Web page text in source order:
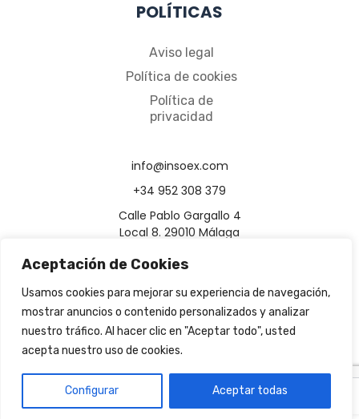
Aceptación de Cookies
Usamos cookies para mejorar su experiencia de navegación,
mostrar anuncios o contenido personalizados y analizar
nuestro tráfico. Al hacer clic en "Aceptar todo", usted
acepta nuestro uso de cookies.
Configurar Aceptar todas
ES
POLÍTICAS
Aviso legal
Política de cookies
Política de
privacidad
info@insoex.com
+34 952 308 379
Calle Pablo Gargallo 4
Local 8. 29010 Málaga